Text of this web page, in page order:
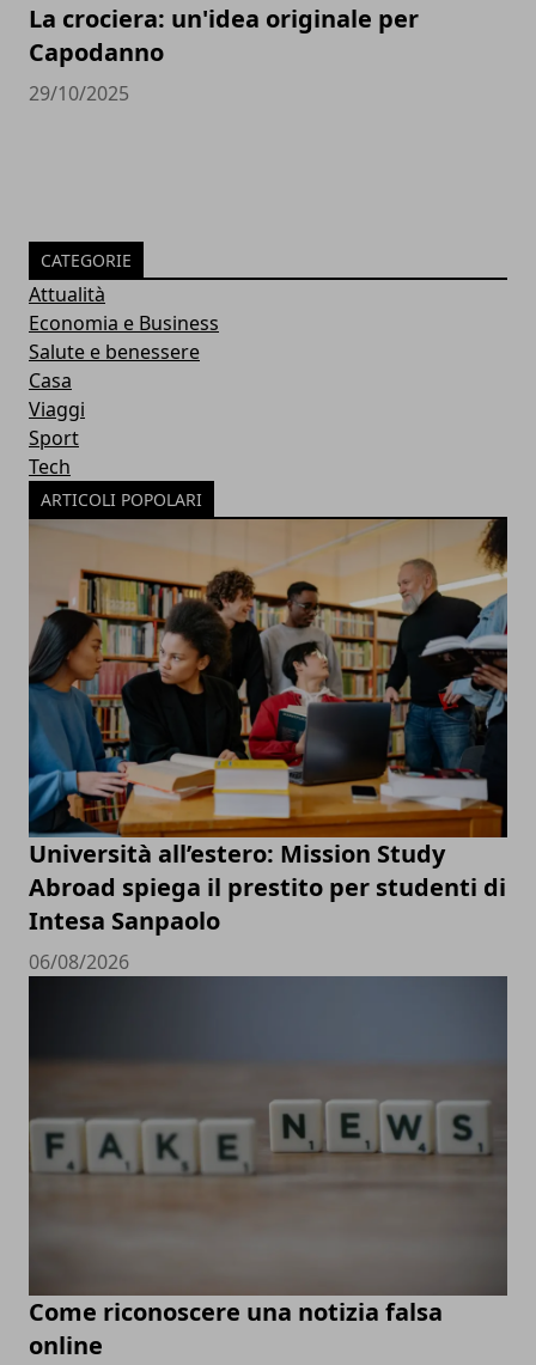
La crociera: un'idea originale per
Capodanno
29/10/2025
CATEGORIE
Attualità
Economia e Business
Salute e benessere
Casa
Viaggi
Sport
Tech
ARTICOLI POPOLARI
Università all’estero: Mission Study
Abroad spiega il prestito per studenti di
Intesa Sanpaolo
06/08/2026
Come riconoscere una notizia falsa
online